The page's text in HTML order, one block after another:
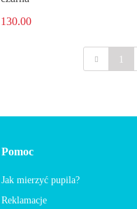
130.00
Pomoc
Jak mierzyć pupila?
Reklamacje